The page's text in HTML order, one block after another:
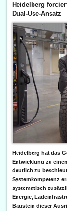
Heidelberg
Dual-Use-Ansatz
Heidelberg hat das
Entwicklung zu
deutlich zu
Systemkompetenz
systematisch
Energie,
Baustein dieser